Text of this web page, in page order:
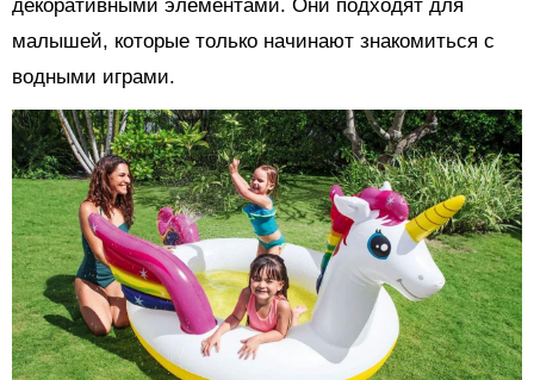
декоративными элементами. Они подходят для
малышей, которые только начинают знакомиться с
водными играми.